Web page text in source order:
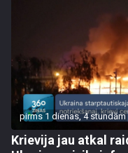
pirms 1 dienas, 4 stundām
Krievija jau atkal